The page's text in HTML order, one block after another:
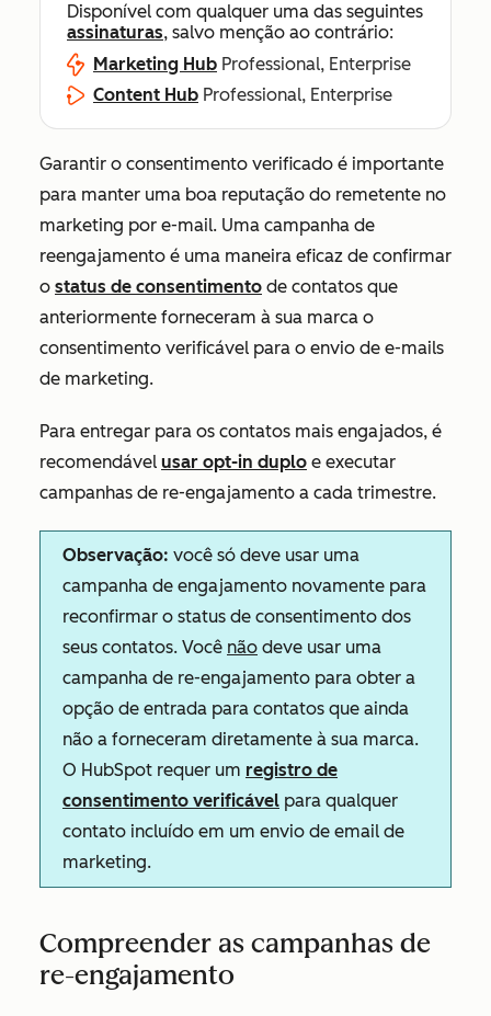
Disponível com qualquer uma das seguintes
assinaturas, salvo menção ao contrário:
Marketing Hub Professional, Enterprise
Content Hub Professional, Enterprise
Garantir o consentimento verificado é importante
para manter uma boa reputação do remetente no
marketing por e-mail. Uma campanha de
reengajamento é uma maneira eficaz de confirmar
o status de consentimento de contatos que
anteriormente forneceram à sua marca o
consentimento verificável para o envio de e-mails
de marketing.
Para entregar para os contatos mais engajados, é
recomendável usar opt-in duplo e executar
campanhas de re-engajamento a cada trimestre.
Observação: você só deve usar uma
campanha de engajamento novamente para
reconfirmar o status de consentimento dos
seus contatos. Você não deve usar uma
campanha de re-engajamento para obter a
opção de entrada para contatos que ainda
não a forneceram diretamente à sua marca.
O HubSpot requer um registro de
consentimento verificável para qualquer
contato incluído em um envio de email de
marketing.
Compreender as campanhas de
re-engajamento